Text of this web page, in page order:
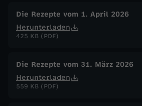
Die Rezepte vom 1. April 2026
Herunterladen
425 KB (PDF)
Die Rezepte vom 31. März 2026
Herunterladen
559 KB (PDF)